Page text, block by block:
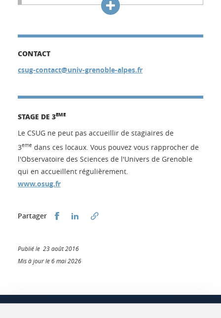
CONTACT
csug-contact@univ-grenoble-alpes.fr
STAGE DE 3EME
Le CSUG ne peut pas accueillir de stagiaires de
3eme dans ces locaux. Vous pouvez vous rapprocher de
l'Observatoire des Sciences de l'Univers de Grenoble
qui en accueillent régulièrement.
www.osug.fr
Partager Partager sur Facebook
Partager sur LinkedIn
Publié le 23 août 2016
Mis à jour le 6 mai 2026